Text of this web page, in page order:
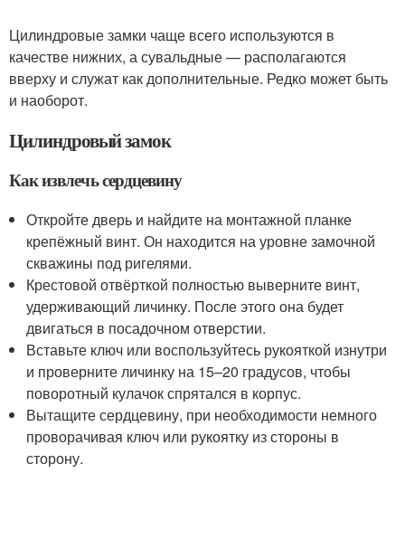
Цилиндровые замки чаще всего используются в
качестве нижних, а сувальдные — располагаются
вверху и служат как дополнительные. Редко может быть
и наоборот.
Цилиндровый замок
Как извлечь сердцевину
Откройте дверь и найдите на монтажной планке
крепёжный винт. Он находится на уровне замочной
скважины под ригелями.
Крестовой отвёрткой полностью выверните винт,
удерживающий личинку. После этого она будет
двигаться в посадочном отверстии.
Вставьте ключ или воспользуйтесь рукояткой изнутри
и проверните личинку на 15–20 градусов, чтобы
поворотный кулачок спрятался в корпус.
Вытащите сердцевину, при необходимости немного
проворачивая ключ или рукоятку из стороны в
сторону.